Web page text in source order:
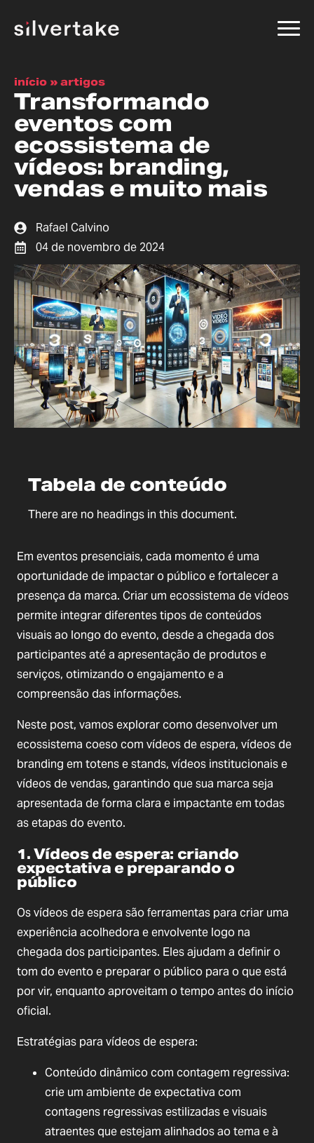
início » artigos
Transformando
eventos com
ecossistema de
vídeos: branding,
vendas e muito mais
Rafael Calvino
04 de novembro de 2024
Tabela de conteúdo
There are no headings in this document.
Em eventos presenciais, cada momento é uma
oportunidade de impactar o público e fortalecer a
presença da marca. Criar um ecossistema de vídeos
permite integrar diferentes tipos de conteúdos
visuais ao longo do evento, desde a chegada dos
participantes até a apresentação de produtos e
serviços, otimizando o engajamento e a
compreensão das informações.
Neste post, vamos explorar como desenvolver um
ecossistema coeso com vídeos de espera, vídeos de
branding em totens e stands, vídeos institucionais e
vídeos de vendas, garantindo que sua marca seja
apresentada de forma clara e impactante em todas
as etapas do evento.
1. Vídeos de espera: criando
expectativa e preparando o
público
Os vídeos de espera são ferramentas para criar uma
experiência acolhedora e envolvente logo na
chegada dos participantes. Eles ajudam a definir o
tom do evento e preparar o público para o que está
por vir, enquanto aproveitam o tempo antes do início
oficial.
Estratégias para vídeos de espera:
Conteúdo dinâmico com contagem regressiva:
crie um ambiente de expectativa com
contagens regressivas estilizadas e visuais
atraentes que estejam alinhados ao tema e à